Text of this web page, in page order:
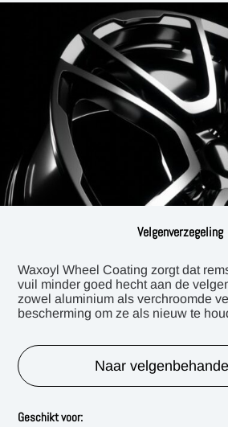
Velgenverzegeling
Waxoyl Wheel Coating zorgt dat
vuil minder goed hecht aan de
zowel aluminium als verchroomde
bescherming om ze als nieuw te
Naar
Geschikt voor: